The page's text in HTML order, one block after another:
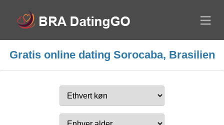
Gratis online dating Sorocaba, Brasilien